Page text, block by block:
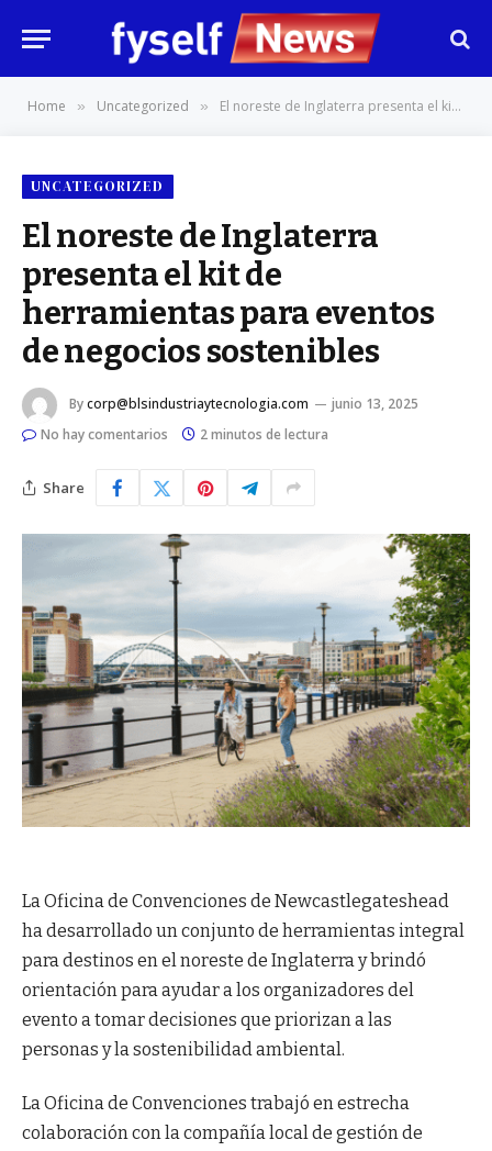
Home » Uncategorized » El noreste de Inglaterra presenta el kit de herramientas para eventos de negocios sostenibles
UNCATEGORIZED
El noreste de Inglaterra
presenta el kit de
herramientas para eventos
de negocios sostenibles
Bycorp@blsindustriaytecnologia.com
junio 13, 2025
No hay comentarios
2 minutos de lectura
Share
La Oficina de Convenciones de Newcastlegateshead
ha desarrollado un conjunto de herramientas integral
para destinos en el noreste de Inglaterra y brindó
orientación para ayudar a los organizadores del
evento a tomar decisiones que priorizan a las
personas y la sostenibilidad ambiental.
La Oficina de Convenciones trabajó en estrecha
colaboración con la compañía local de gestión de